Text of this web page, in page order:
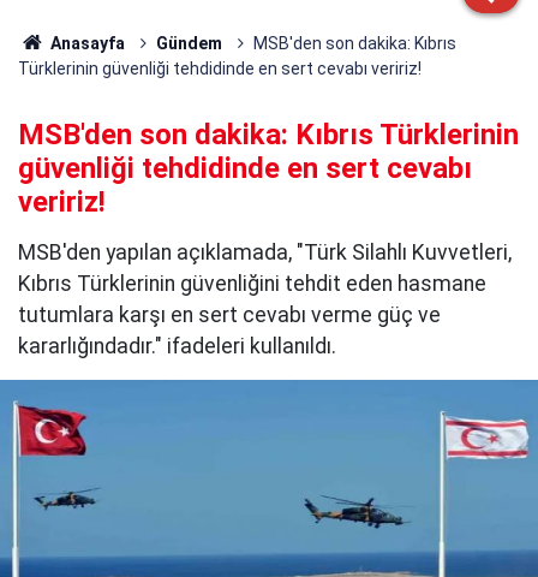
Anasayfa Gündem
MSB'den son dakika: Kıbrıs
Türklerinin güvenliği tehdidinde en sert cevabı veririz!
MSB'den son dakika: Kıbrıs Türklerinin
güvenliği tehdidinde en sert cevabı
veririz!
MSB'den yapılan açıklamada, "Türk Silahlı Kuvvetleri,
Kıbrıs Türklerinin güvenliğini tehdit eden hasmane
tutumlara karşı en sert cevabı verme güç ve
kararlığındadır." ifadeleri kullanıldı.